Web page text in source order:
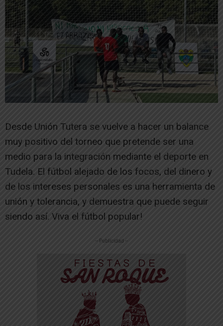
Desde Unión Tutera se vuelve a hacer un balance
muy positivo del torneo que pretende ser una
medio para la integración mediante el deporte en
Tudela. El fútbol alejado de los focos, del dinero y
de los intereses personales es una herramienta de
unión y tolerancia, y demuestra que puede seguir
siendo así. Viva el fútbol popular!
-- Publicidad --